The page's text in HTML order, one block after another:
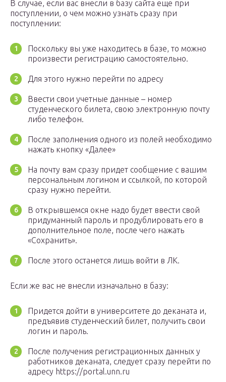
В случае, если вас внесли в базу сайта еще при
поступлении, о чем можно узнать сразу при
поступлении:
Поскольку вы уже находитесь в базе, то можно
произвести регистрацию самостоятельно.
Для этого нужно перейти по адресу
Ввести свои учетные данные – номер
студенческого билета, свою электронную почту
либо телефон.
После заполнения одного из полей необходимо
нажать кнопку «Далее»
На почту вам сразу придет сообщение с вашим
персональным логином и ссылкой, по которой
сразу нужно перейти.
В открывшемся окне надо будет ввести свой
придуманный пароль и продублировать его в
дополнительное поле, после чего нажать
«Сохранить».
После этого останется лишь войти в ЛК.
Если же вас не внесли изначально в базу:
Придется дойти в университете до деканата и,
предъявив студенческий билет, получить свои
логин и пароль.
После получения регистрационных данных у
работников деканата, следует сразу перейти по
адресу https://portal.unn.ru